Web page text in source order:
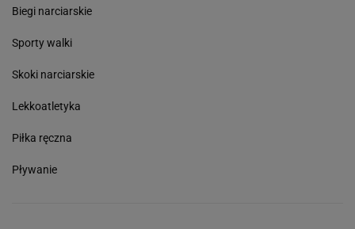
Biegi narciarskie
Sporty walki
Skoki narciarskie
Lekkoatletyka
Piłka ręczna
Pływanie